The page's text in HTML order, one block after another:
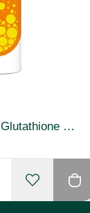
Voonka Vitamin C Glutathione Complex Efervesan 15 Tablet